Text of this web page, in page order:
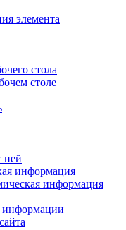
элемента
стола
столе
ней
информация
информация